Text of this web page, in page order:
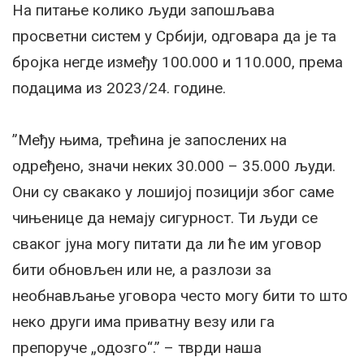
На питање колико људи запошљава
просветни систем у Србији, одговара да је та
бројка негде између 100.000 и 110.000, према
подацима из 2023/24. године.
”Међу њима, трећина је запослених на
одређено, значи неких 30.000 – 35.000 људи.
Они су свакако у лошијој позицији због саме
чињенице да немају сигурност. Ти људи се
сваког јуна могу питати да ли ће им уговор
бити обновљен или не, а разлози за
необнављање уговора често могу бити то што
неко други има приватну везу или га
препоруче „одозго“.” – тврди наша